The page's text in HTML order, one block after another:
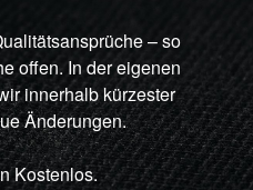
– so
offen. In der eigenen
innerhalb kürzester
Änderungen.
Kostenlos.